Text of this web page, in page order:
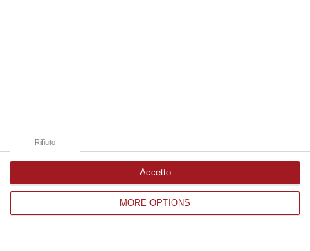
MORE OPTIONS
Rifiuto
Accetto
Corriere delle Calabria è una testata giornalistica di News&Com S.r.l